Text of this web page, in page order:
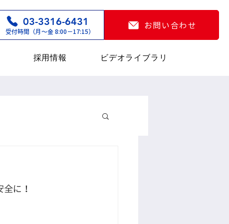
03-3316-6431 お問い合わせ
受付時間（月〜金 8:00−17:15）
採用情報 ビデオライブラリ
に！